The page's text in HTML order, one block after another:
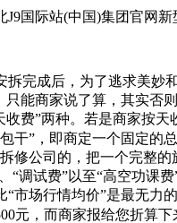
J9国际站(中国)集团官网新
成后，为了逃求美妙和
只能商家说了算，其实否
收费”两种。若是商家按
干”，即商定一个固定的
修公司的，把一个完整
“调试费”以至“高空功课
“市场行情均价”是最无力
元，而商家报给您折算